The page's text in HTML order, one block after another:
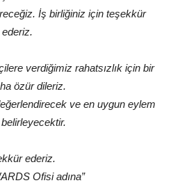
İş birliğiniz için teşekkür
ederiz.
verdiğimiz rahatsızlık için bir
özür dileriz.
ve en uygun eylem
belirleyecektir.
ederiz.
Ofisi adına”